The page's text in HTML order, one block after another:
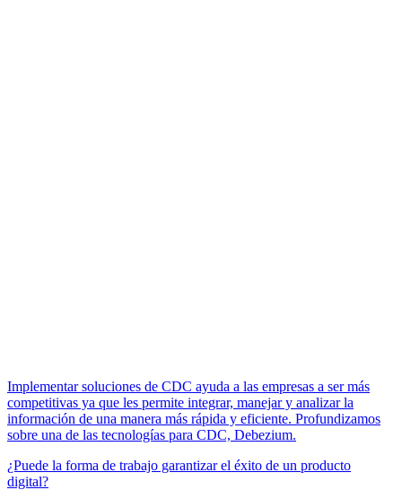
Implementar soluciones de CDC ayuda a las empresas a ser más
competitivas ya que les permite integrar, manejar y analizar la
información de una manera más rápida y eficiente. Profundizamos
sobre una de las tecnologías para CDC, Debezium.
¿Puede la forma de trabajo garantizar el éxito de un producto
digital?